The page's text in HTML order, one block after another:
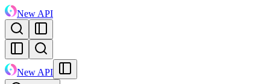
New API
New API